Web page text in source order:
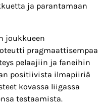
ja parantamaan
joukkueen
pragmaattisempaa
pelaajiin ja faneihin
positiivista ilmapiiriä
kovassa liigassa
testaamista.